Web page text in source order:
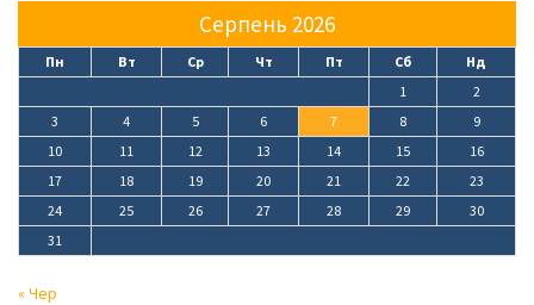
Серпень 2026
Пн Вт Ср Чт Пт Сб
Нд
1
2
3
4 5 6 7 8
9
10
11 12 13 14 15
16
17
18 19 20 21 22
23
24
25 26 27 28 29
30
31
« Чер